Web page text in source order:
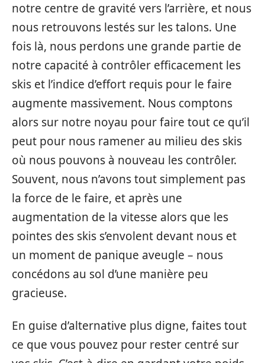
notre centre de gravité vers l’arrière, et nous
nous retrouvons lestés sur les talons. Une
fois là, nous perdons une grande partie de
notre capacité à contrôler efficacement les
skis et l’indice d’effort requis pour le faire
augmente massivement. Nous comptons
alors sur notre noyau pour faire tout ce qu’il
peut pour nous ramener au milieu des skis
où nous pouvons à nouveau les contrôler.
Souvent, nous n’avons tout simplement pas
la force de le faire, et après une
augmentation de la vitesse alors que les
pointes des skis s’envolent devant nous et
un moment de panique aveugle – nous
concédons au sol d’une manière peu
gracieuse.
En guise d’alternative plus digne, faites tout
ce que vous pouvez pour rester centré sur